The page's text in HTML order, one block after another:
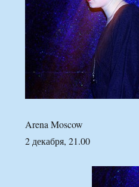
Arena Moscow
2 декабря, 21.00